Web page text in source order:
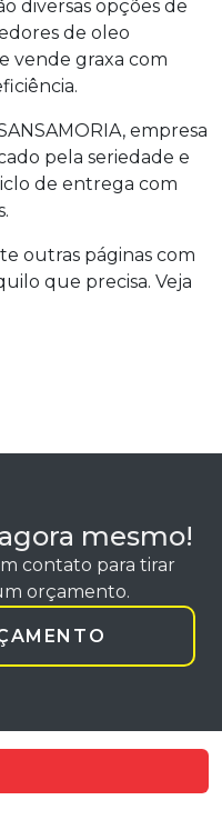
diversas opções de
de oleo
vende graxa com
empresa
pela seriedade e
de entrega com
outras páginas com
que precisa. Veja
mesmo!
contato para tirar
orçamento.